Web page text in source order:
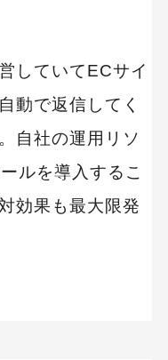
していてECサイ
動で返信してく
自社の運用リソ
ルを導入するこ
効果も最大限発